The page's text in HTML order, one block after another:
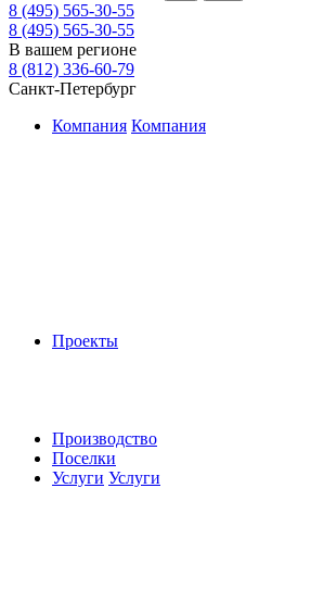
8 (495) 565-30-55
8 (495) 565-30-55
В вашем регионе
8 (812) 336-60-79
Санкт-Петербург
Компания Компания
Проекты
Производство
Поселки
Услуги Услуги